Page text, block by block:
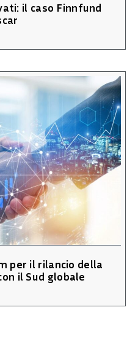
il caso Finnfund
per il rilancio della
il Sud globale